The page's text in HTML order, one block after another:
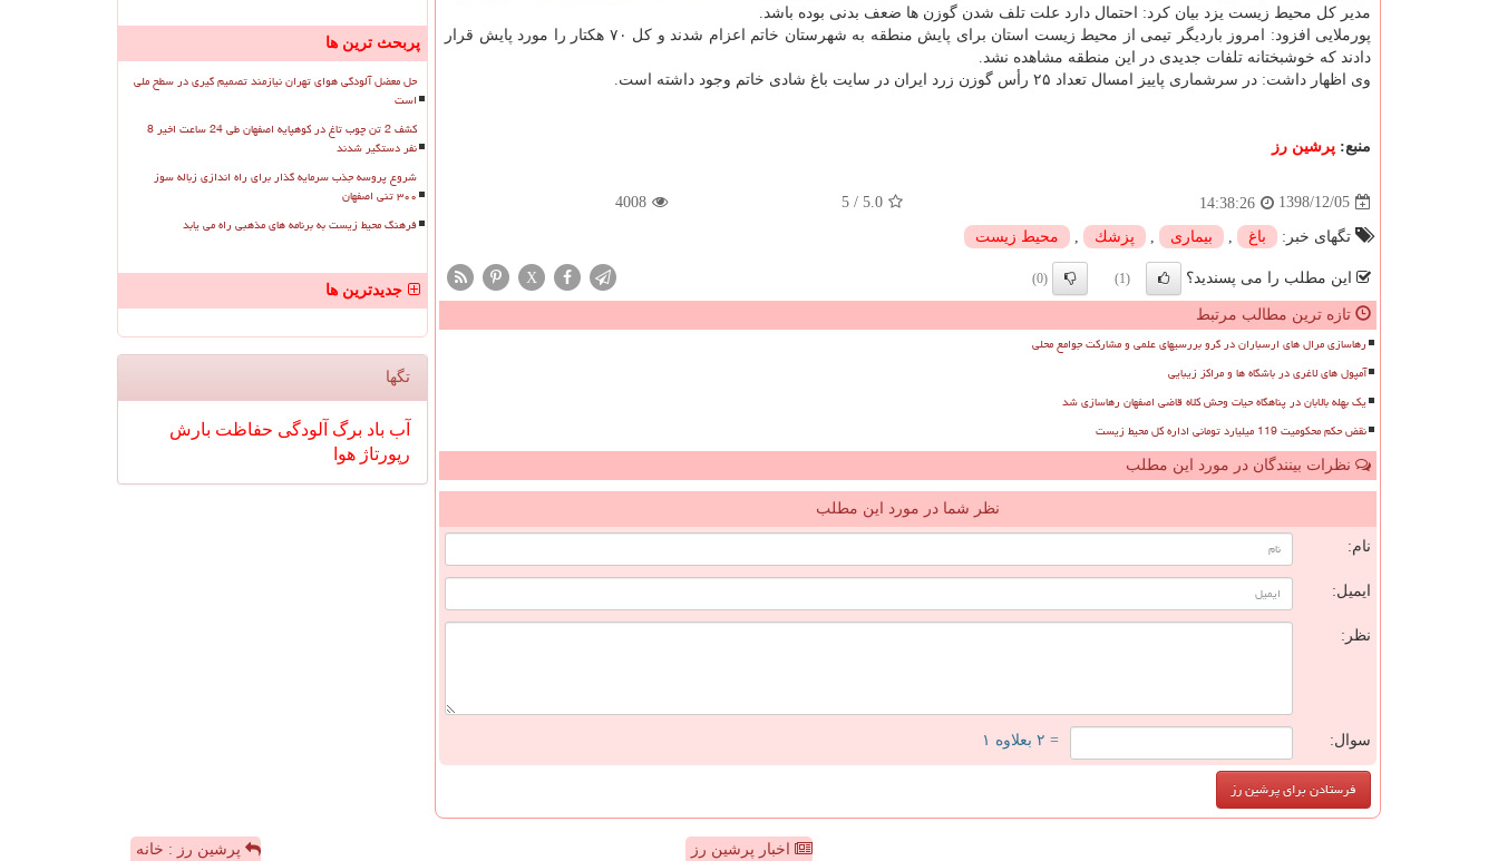
مدیر كل محیط زیست یزد بیان كرد: احتمال دارد علت تلف شدن گوزن ها ضعف بدنی بوده باشد.
پورملایی افزود: امروز باردیگر تیمی از محیط زیست استان برای پایش منطقه به شهرستان خاتم اعزام شدند و كل ۷۰ هكتار را مورد پایش قرار
دادند كه خوشبختانه تلفات جدیدی در این منطقه مشاهده نشد.
وی اظهار داشت: در سرشماری پاییز امسال تعداد ۲۵ رأس گوزن زرد ایران در سایت باغ شادی خاتم وجود داشته است.
منبع: پرشین رز
1398/12/05
14:38:26
5.0
/
5
4008
تگهای خبر: باغ بیماری پزشك محیط زیست
این مطلب را می پسندید؟ (1)
(0)
X
تازه ترین مطالب مرتبط
رهاسازی مرال های ارسباران در گرو بررسیهای علمی و مشارکت جوامع محلی
آمپول های لاغری در باشگاه ها و مراکز زیبایی
یک بهله بالابان در پناهگاه حیات وحش کلاه قاضی اصفهان رهاسازی شد
نقض حکم محکومیت 119 میلیارد تومانی اداره کل محیط زیست
نظرات بینندگان در مورد این مطلب
نظر شما در مورد این مطلب
نام:
ایمیل:
نظر:
سوال: = ۲ بعلاوه ۱
پربحث ترین ها
حل معضل آلودگی هوای تهران نیازمند تصمیم گیری در سطح ملی
است
کشف 2 تن چوب تاغ در کوهپایه اصفهان طی 24 ساعت اخیر 8
نفر دستگیر شدند
شروع پروسه جذب سرمایه گذار برای راه اندازی زباله سوز
۳۰۰ تنی اصفهان
فرهنگ محیط زیست به برنامه های مذهبی راه می یابد
جدیدترین ها
تگها
آب باد برگ آلودگی حفاظت بارش
رپورتاژ هوا
اخبار پرشین رز پرشین رز : خانه